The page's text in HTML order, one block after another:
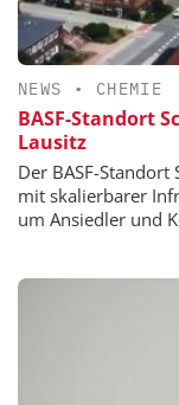
NEWS • CHEMIE
BASF-Standort
Lausitz
Der BASF-
mit skalierbarer
um Ansiedler und